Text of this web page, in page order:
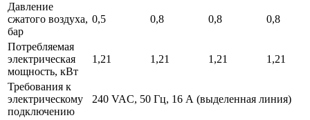
Давление
сжатого воздуха,
бар
0,5 0,8 0,8 0,8
Потребляемая
электрическая
мощность, кВт
1,21 1,21 1,21 1,21
Требования к
электрическому
подключению
240 VAC, 50 Гц, 16 А (выделенная линия)